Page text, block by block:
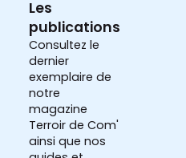
Les
publications
Consultez le
dernier
exemplaire de
notre
magazine
Terroir de Com'
ainsi que nos